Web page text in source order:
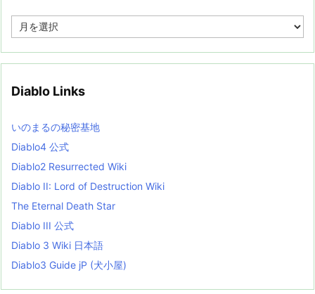
e
i
s
t
Diablo Links
いのまるの秘密基地
Diablo4 公式
Diablo2 Resurrected Wiki
Diablo II: Lord of Destruction Wiki
The Eternal Death Star
Diablo III 公式
Diablo 3 Wiki 日本語
Diablo3 Guide jP (犬小屋)